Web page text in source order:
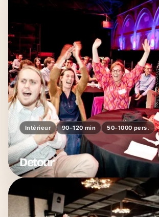
Intérieur 90–120 min 50–1000 pers.
Detour